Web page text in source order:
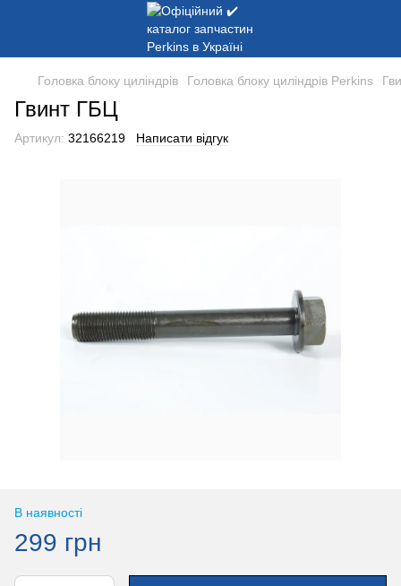
Головка блоку циліндрів Головка блоку циліндрів Perkins
Гвинт ГБЦ
Артикул: 32166219 Написати відгук
В наявності
299 грн